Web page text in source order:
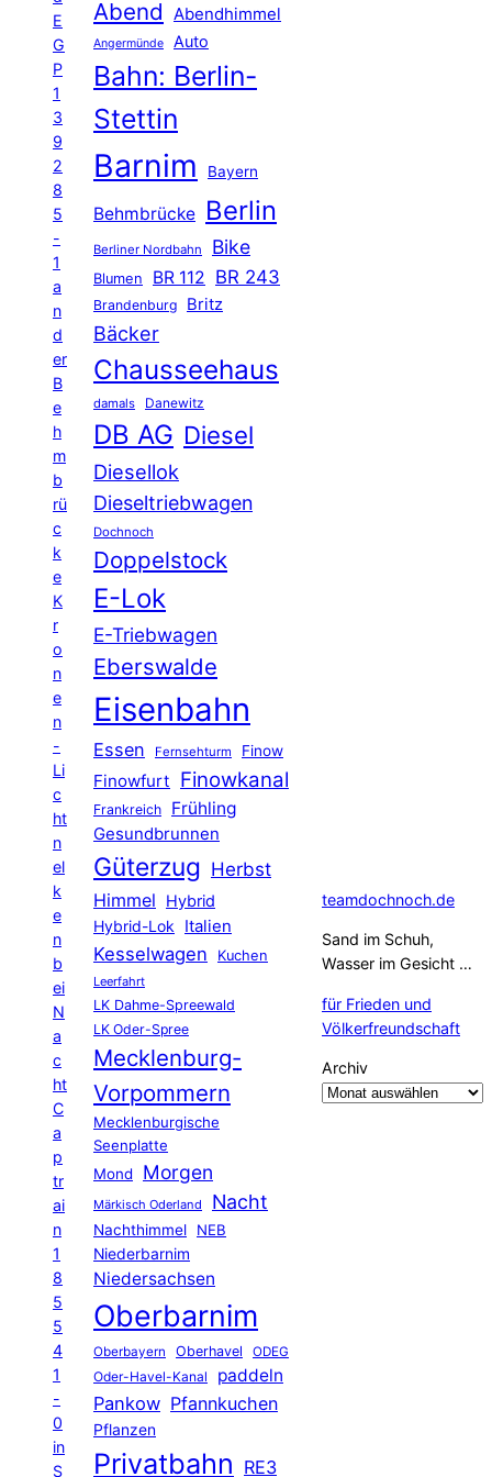
E
G
P
1
3
9
2
8
5
-
1
a
n
d
er
B
e
h
m
b
rü
c
k
e
K
r
o
n
e
n
-
Li
c
ht
n
el
k
e
n
b
ei
N
a
c
ht
C
a
p
tr
ai
n
1
8
5
5
4
1
-
0
in
S
Abend Abendhimmel
Angermünde Auto
Bahn: Berlin-
Stettin
Barnim Bayern
Behmbrücke Berlin
Berliner Nordbahn Bike
Blumen BR 112 BR 243
Brandenburg Britz
Bäcker
Chausseehaus
damals Danewitz
DB AG Diesel
Diesellok
Dieseltriebwagen
Dochnoch
Doppelstock
E-Lok
E-Triebwagen
Eberswalde
Eisenbahn
Essen Fernsehturm Finow
Finowfurt Finowkanal
Frankreich Frühling
Gesundbrunnen
Güterzug Herbst
Himmel
Hybrid
Hybrid-Lok Italien
Kesselwagen Kuchen
Leerfahrt
LK Dahme-Spreewald
LK Oder-Spree
Mecklenburg-
Vorpommern
Mecklenburgische
Seenplatte
Mond
Morgen
Märkisch Oderland Nacht
Nachthimmel
NEB
Niederbarnim
Niedersachsen
Oberbarnim
Oberbayern Oberhavel ODEG
Oder-Havel-Kanal paddeln
Pankow Pfannkuchen
Pflanzen
Privatbahn RE3
teamdochnoch.de
Sand im Schuh,
Wasser im Gesicht …
für Frieden und
Völkerfreundschaft
Archiv